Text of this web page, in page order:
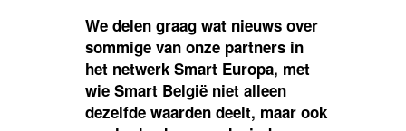
We delen graag wat nieuws over
sommige van onze partners in
het netwerk Smart Europa, met
wie Smart België niet alleen
dezelfde waarden deelt, maar ook